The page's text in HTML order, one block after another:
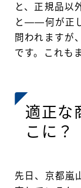
と、正規品以
と——何が正
問われますが
です。これも
適正な
こに？
先日、京都嵐